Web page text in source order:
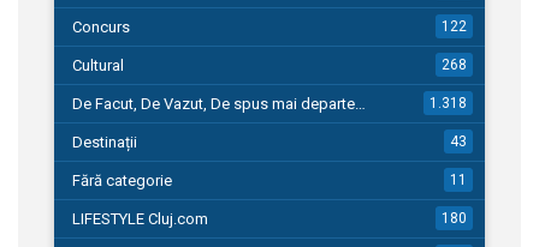
Concurs 122
Cultural 268
De Facut, De Vazut, De spus mai departe… 1.318
Destinații 43
Fără categorie 11
LIFESTYLE Cluj.com 180